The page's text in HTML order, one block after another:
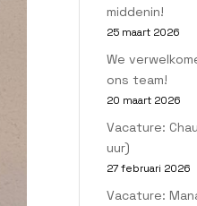
middenin!
25 maart 2026
We
ons team!
20 maart 2026
Vacature:
uur)
27 februari 2026
Vacature: